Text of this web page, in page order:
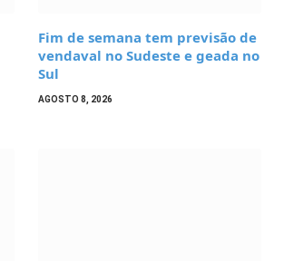
Fim de semana tem previsão de
vendaval no Sudeste e geada no
Sul
AGOSTO 8, 2026